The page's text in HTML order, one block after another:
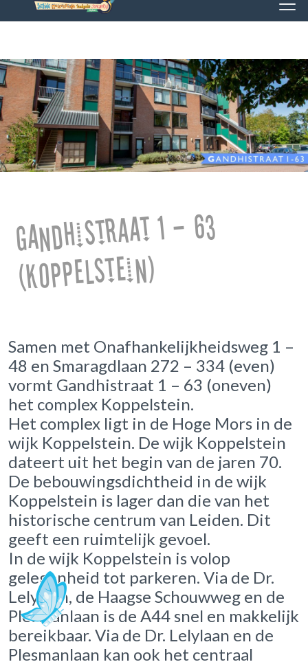
Gandhistraat 1 – 63
(Koppelstein)
Samen met Onafhankelijkheidsweg 1 –
48 en Smaragdlaan 272 – 334 (even)
vormt Gandhistraat 1 – 63 (oneven)
het complex Koppelstein.
Het complex ligt in de Hoge Mors in de
wijk Koppelstein. De wijk Koppelstein
dateert uit het begin van de jaren 70.
De bebouwingsdichtheid in de wijk
Koppelstein is lager dan die van het
historische centrum van Leiden. Dit
geeft een ruimtelijk gevoel.
In de wijk Koppelstein is volop
gelegenheid tot parkeren. Via de Dr.
Lelylaan, de Haagse Schouwweg en de
Plesmanlaan is de A44 snel en makkelijk
bereikbaar. Via de Dr. Lelylaan en de
Plesmanlaan kan ook het centraal